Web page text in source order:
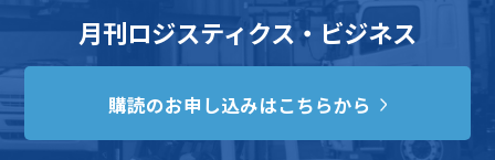
月刊ロジスティクス・ビジネス
購読のお申し込みはこちらから